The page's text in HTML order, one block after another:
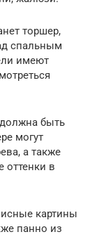
торшер,
спальным
имеют
быть
могут
а также
в
картины
панно из